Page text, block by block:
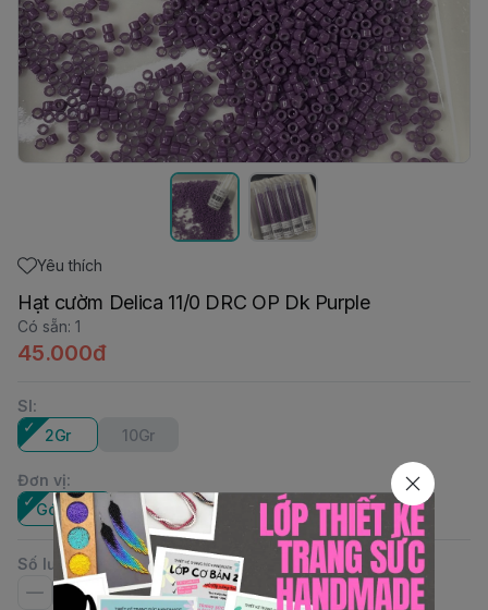
Yêu thích
Hạt cườm Delica 11/0 DRC OP Dk Purple
Có sẵn: 1
45.000đ
Sl:
2Gr
10Gr
Đơn vị:
Gói nhỏ
Ống
Số lượng